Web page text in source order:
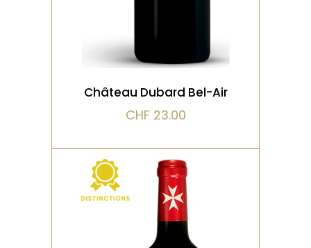
VOIR LE PRODUIT
Château Dubard Bel-Air
CHF 23.00